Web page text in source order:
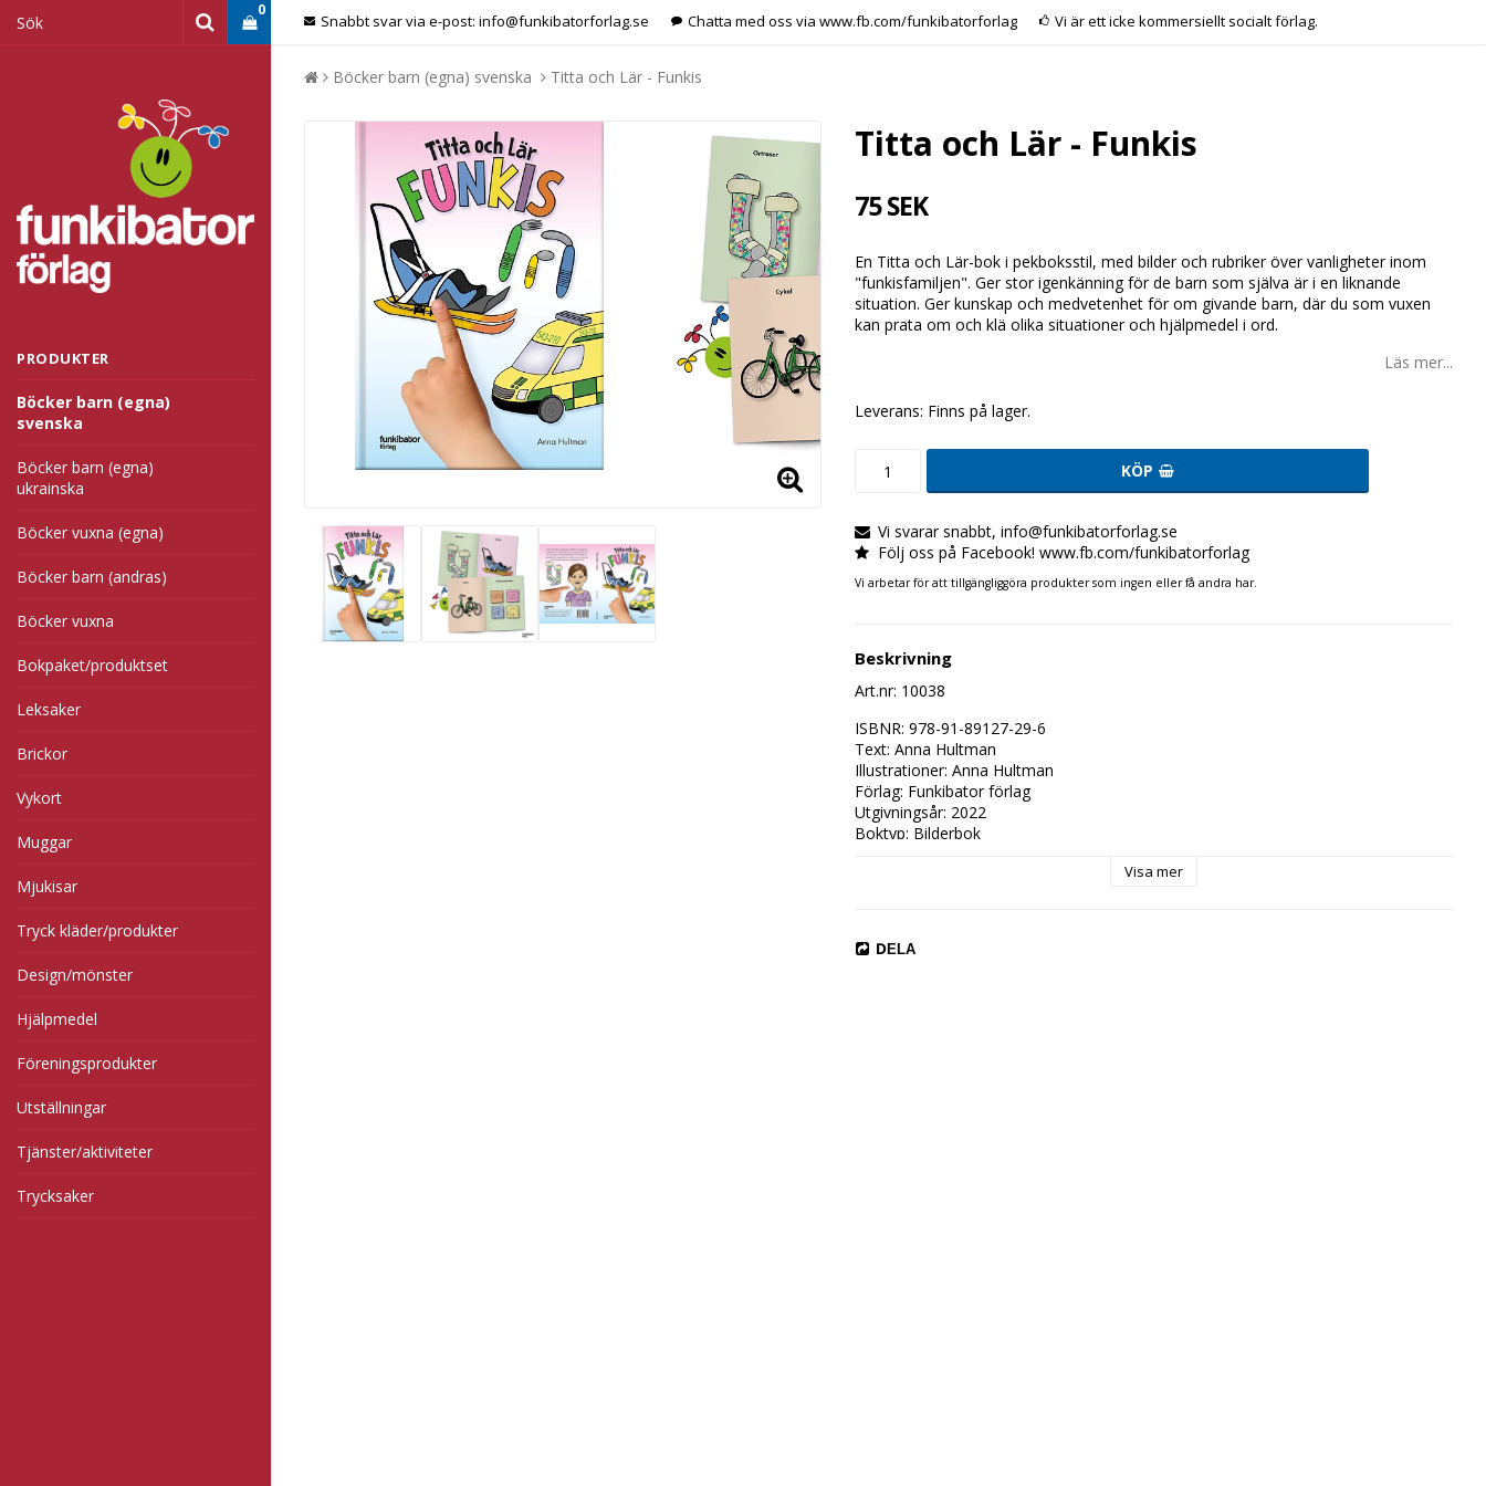
Snabbt svar via e-post: info@funkibatorforlag.se Chatta med oss via www.fb.com/funkibatorforlag Vi är ett icke kommersiellt socialt förlag.
0
PRODUKTER
Böcker barn (egna)
svenska
Böcker barn (egna)
ukrainska
Böcker vuxna (egna)
Böcker barn (andras)
Böcker vuxna
Bokpaket/produktset
Leksaker
Brickor
Vykort
Muggar
Mjukisar
Tryck kläder/produkter
Design/mönster
Hjälpmedel
Föreningsprodukter
Utställningar
Tjänster/aktiviteter
Trycksaker
Böcker barn (egna) svenska Titta och Lär - Funkis
Titta och Lär - Funkis
75 SEK
En Titta och Lär-bok i pekboksstil, med bilder och rubriker över vanligheter inom
"funkisfamiljen". Ger stor igenkänning för de barn som själva är i en liknande
situation. Ger kunskap och medvetenhet för om givande barn, där du som vuxen
kan prata om och klä olika situationer och hjälpmedel i ord.
Läs mer...
Leverans: Finns på lager.
KÖP
Vi svarar snabbt, info@funkibatorforlag.se
Följ oss på Facebook! www.fb.com/funkibatorforlag
Vi arbetar för att tillgängliggöra produkter som ingen eller få andra har.
Beskrivning
Art.nr: 10038
ISBNR: 978-91-89127-29-6
Text: Anna Hultman
Illustrationer: Anna Hultman
Förlag: Funkibator förlag
Utgivningsår: 2022
Boktyp: Bilderbok
Visa mer
DELA